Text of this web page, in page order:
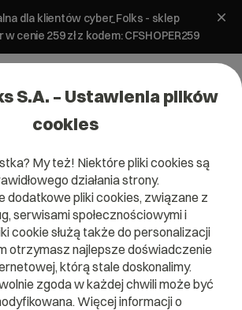
dla klientów cyber_Folks - sklep
cenie 259 zł z kodem: CFSHOPER259
stworzenie strony
ok.6min
S.A. – Ustawienia plików
cookies
My też! Niektóre pliki cookies są
działania strony.
dodatkowe pliki cookies, związane z
serwisami społecznościowymi i
cookie służą także do personalizacji
otrzymasz najlepsze doświadczenie
którą stale doskonalimy.
zgoda w każdej chwili może być
Więcej informacji o